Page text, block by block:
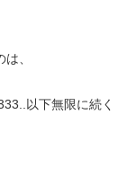
、
以下無限に続く